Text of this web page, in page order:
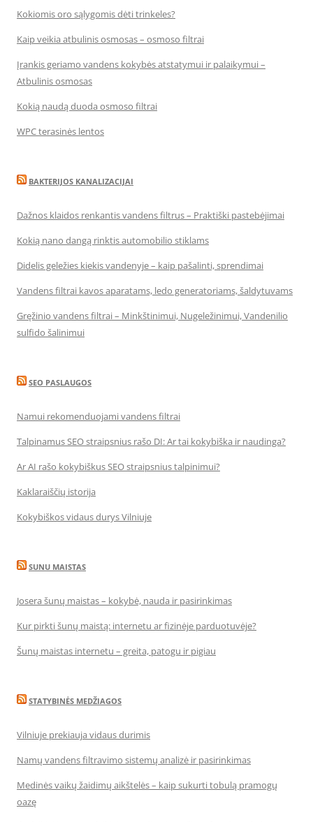
Kokiomis oro sąlygomis dėti trinkeles?
Kaip veikia atbulinis osmosas – osmoso filtrai
Įrankis geriamo vandens kokybės atstatymui ir palaikymui –
Atbulinis osmosas
Kokią naudą duoda osmoso filtrai
WPC terasinės lentos
BAKTERIJOS KANALIZACIJAI
Dažnos klaidos renkantis vandens filtrus – Praktiški pastebėjimai
Kokią nano dangą rinktis automobilio stiklams
Didelis geležies kiekis vandenyje – kaip pašalinti, sprendimai
Vandens filtrai kavos aparatams, ledo generatoriams, šaldytuvams
Gręžinio vandens filtrai – Minkštinimui, Nugeležinimui, Vandenilio
sulfido šalinimui
SEO PASLAUGOS
Namui rekomenduojami vandens filtrai
Talpinamus SEO straipsnius rašo DI: Ar tai kokybiška ir naudinga?
Ar AI rašo kokybiškus SEO straipsnius talpinimui?
Kaklaraiščių istorija
Kokybiškos vidaus durys Vilniuje
SUNU MAISTAS
Josera šunų maistas – kokybė, nauda ir pasirinkimas
Kur pirkti šunų maistą: internetu ar fizinėje parduotuvėje?
Šunų maistas internetu – greita, patogu ir pigiau
STATYBINĖS MEDŽIAGOS
Vilniuje prekiauja vidaus durimis
Namų vandens filtravimo sistemų analizė ir pasirinkimas
Medinės vaikų žaidimų aikštelės – kaip sukurti tobulą pramogų
oazę